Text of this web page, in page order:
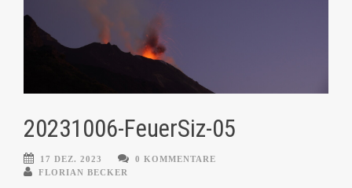
20231006-FeuerSiz-05
17 DEZ. 2023
0 KOMMENTARE
FLORIAN BECKER